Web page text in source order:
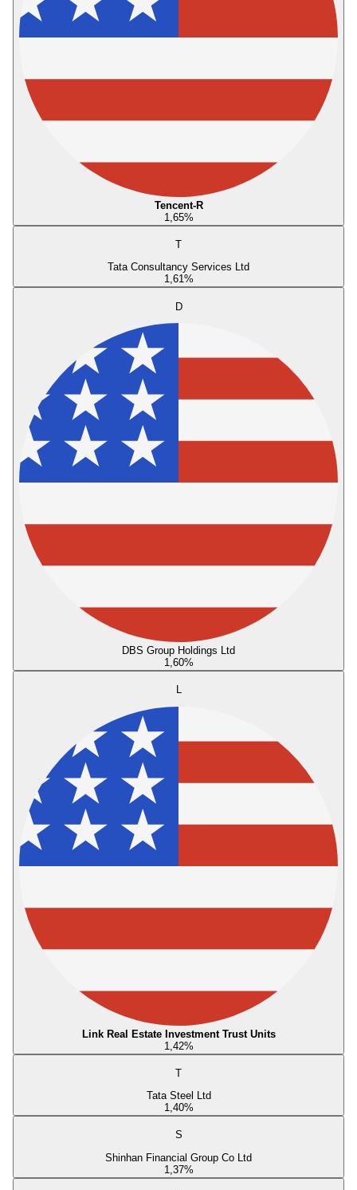
Tencent-R
1,65%
T
Tata Consultancy Services Ltd
1,61%
D
DBS Group Holdings Ltd
1,60%
L
Link Real Estate Investment Trust Units
1,42%
T
Tata Steel Ltd
1,40%
S
Shinhan Financial Group Co Ltd
1,37%